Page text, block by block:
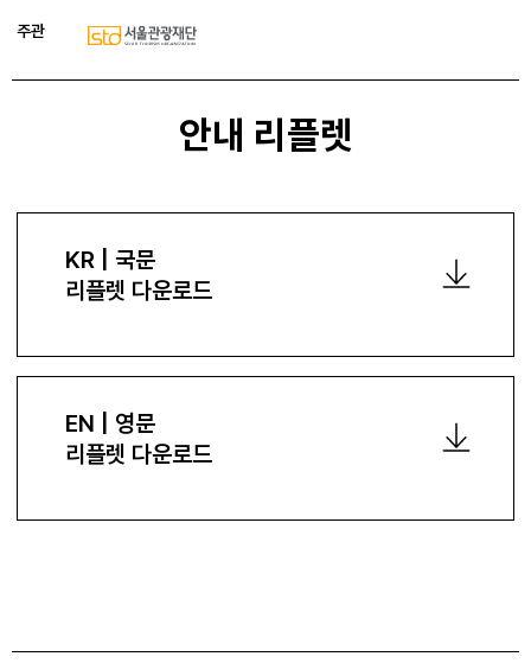
주관
안내 리플렛
KR | 국문
리플렛 다운로드
EN | 영문
리플렛 다운로드